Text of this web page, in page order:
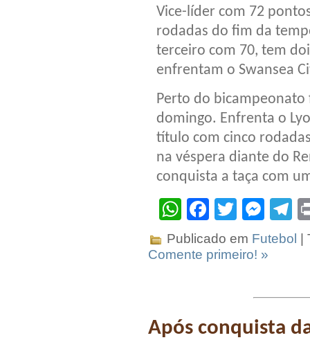
Vice-líder com 72
rodadas do fim da
terceiro com 70, tem
enfrentam o Swansea
Perto do bicampeonato
domingo. Enfrenta o
título com cinco
na véspera diante do
conquista a taça com
WhatsApp
Facebook
Twitter
Publicado em Futebol |
Comente primeiro! »
Após conquista